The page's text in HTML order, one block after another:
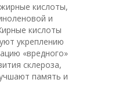
кислоты,
и
кислоты
укреплению
«вредного»
склероза,
память и